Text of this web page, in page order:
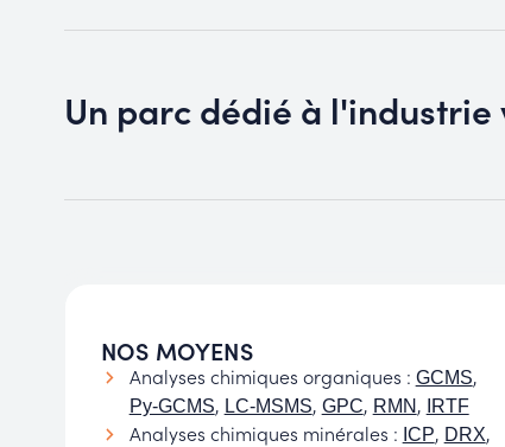
Un parc dédié à l'industrie
NOS MOYENS
Analyses chimiques organiques : GCMS,
Py-GCMS, LC-MSMS, GPC, RMN , IRTF
Analyses chimiques minérales : ICP, DRX,